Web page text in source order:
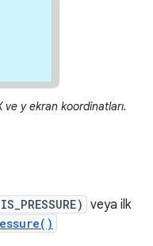
y ekran koordinatları.
veya ilk